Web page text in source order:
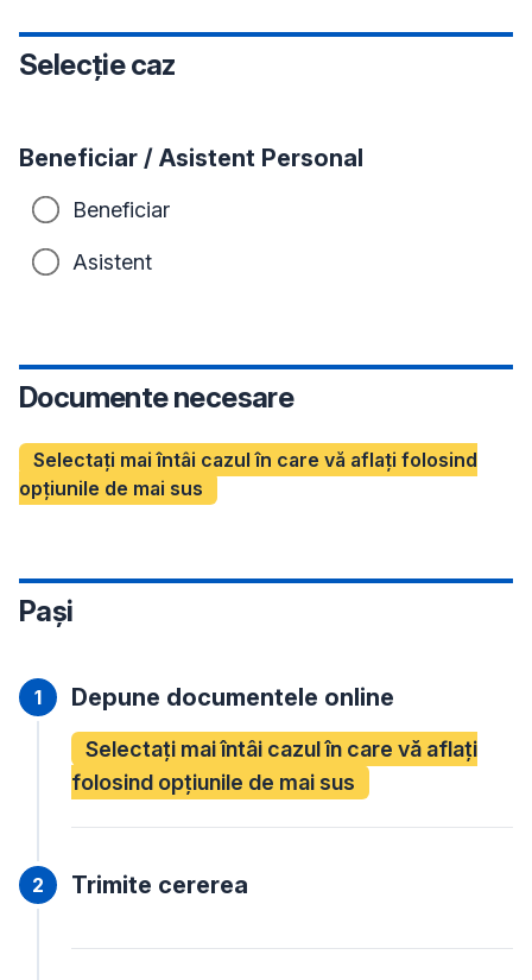
Selecție caz
Beneficiar / Asistent Personal
Beneficiar
Asistent
Documente necesare
Selectați mai întâi cazul în care vă aflați folosind
opțiunile de mai sus
Pași
Depune documentele online
Selectați mai întâi cazul în care vă aflați
folosind opțiunile de mai sus
Trimite cererea